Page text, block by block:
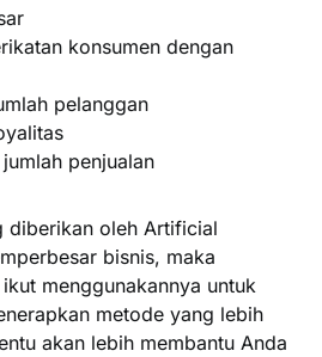
konsumen dengan
pelanggan
penjualan
diberikan oleh Artificial
bisnis, maka
menggunakannya untuk
metode yang lebih
akan lebih membantu Anda